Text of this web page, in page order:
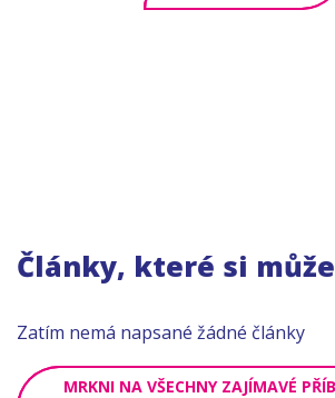
Články, které si
Zatím nemá napsané žádné články
MRKNI NA VŠECHNY ZAJÍMAVÉ